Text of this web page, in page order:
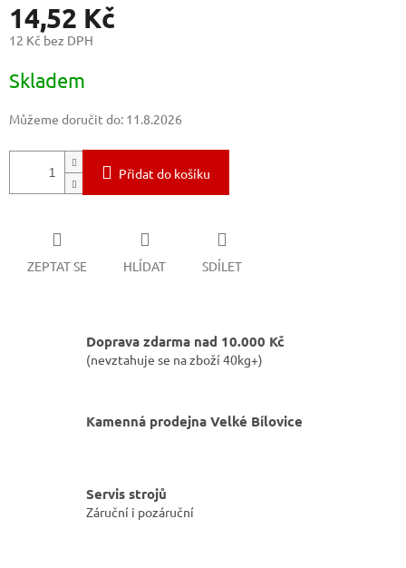
14,52 Kč
12 Kč bez DPH
cena:
Skladem
Můžeme doručit do: 11.8.2026
Přidat do košíku
ZEPTAT SE HLÍDAT SDÍLET
Doprava zdarma nad 10.000 Kč
(nevztahuje se na zboží 40kg+)
Kamenná prodejna Velké Bílovice
Servis strojů
Záruční i pozáruční